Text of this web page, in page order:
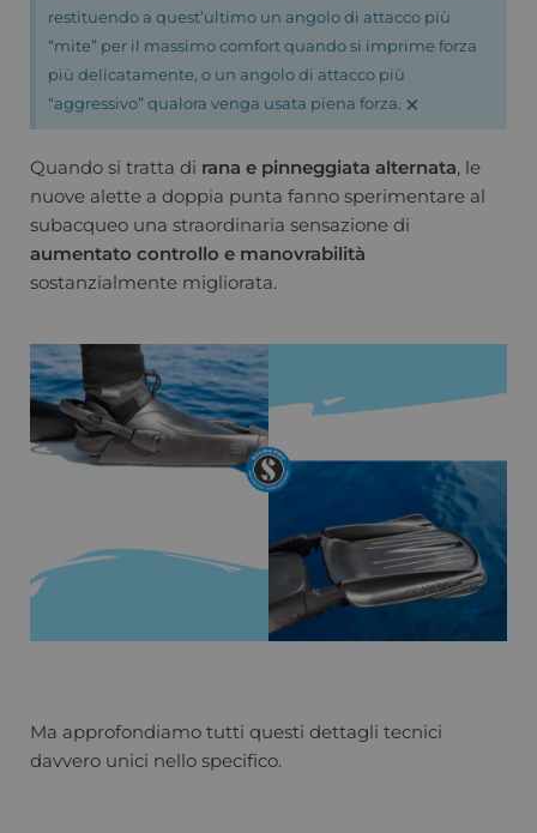
restituendo a quest’ultimo un angolo di attacco più
“mite” per il massimo comfort quando si imprime forza
più delicatamente, o un angolo di attacco più
“aggressivo” qualora venga usata piena forza. ×
Quando si tratta di rana e pinneggiata alternata, le
nuove alette a doppia punta fanno sperimentare al
subacqueo una straordinaria sensazione di
aumentato controllo e manovrabilità
sostanzialmente migliorata.
Ma approfondiamo tutti questi dettagli tecnici
davvero unici nello specifico.